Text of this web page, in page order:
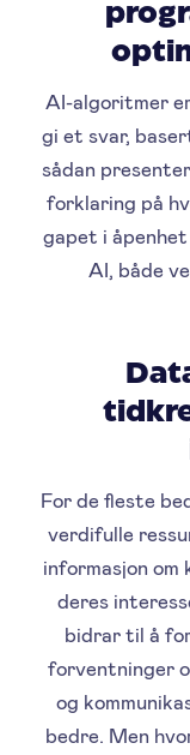
AI-algoritmer
gi et svar,
sådan
forklaring på
gapet i
AI, både
For de fleste
verdifulle
informasjon om
deres
bidrar til å
forventninger
og
bedre. Men